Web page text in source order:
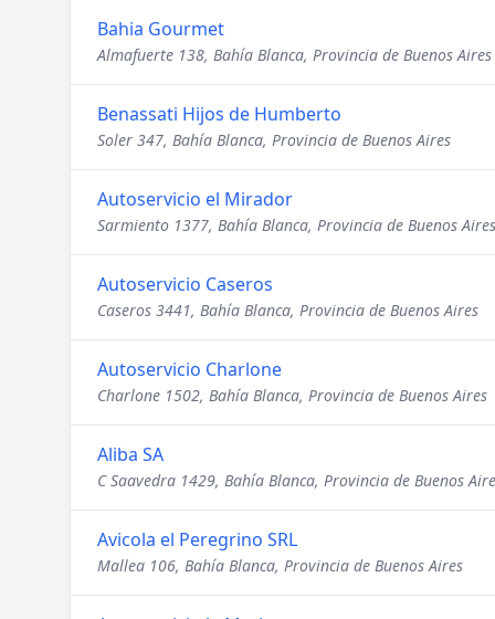
Bahia Gourmet
Almafuerte 138, Bahía Blanca, Provincia de Buenos Aires
Benassati Hijos de Humberto
Soler 347, Bahía Blanca, Provincia de Buenos Aires
Autoservicio el Mirador
Sarmiento 1377, Bahía Blanca, Provincia de Buenos Aires
Autoservicio Caseros
Caseros 3441, Bahía Blanca, Provincia de Buenos Aires
Autoservicio Charlone
Charlone 1502, Bahía Blanca, Provincia de Buenos Aires
Aliba SA
C Saavedra 1429, Bahía Blanca, Provincia de Buenos
Avicola el Peregrino SRL
Mallea 106, Bahía Blanca, Provincia de Buenos Aires